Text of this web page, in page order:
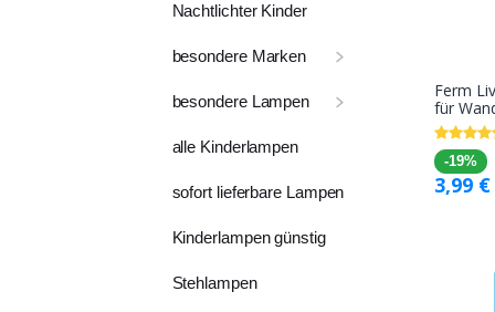
Nachtlichter Kinder
besondere Marken
besondere Lampen
alle Kinderlampen
sofort lieferbare Lampen
Kinderlampen günstig
Stehlampen
Ferm
für
-19%
3,99€